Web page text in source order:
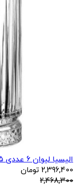
الیسیا لیوان 6 عددی 435...
2,396,400 تومان
2,468,300